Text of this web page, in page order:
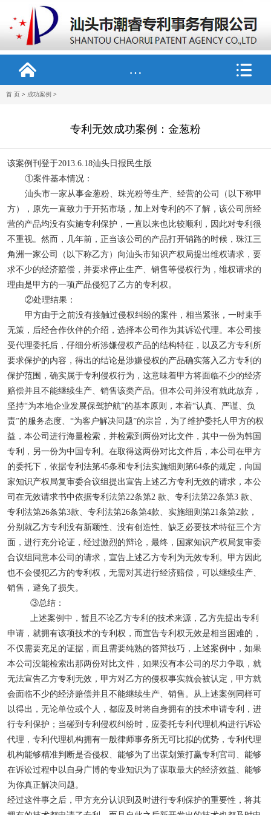
…
首 页 > 成功案例 >
专利无效成功案例：金葱粉
该案例刊登于2013.6.18汕头日报民生版
①案件基本情况：
汕头市一家从事金葱粉、珠光粉等生产、经营的公司（以下称甲
方），原先一直致力于开拓市场，加上对专利的不了解，该公司所经
营的产品均没有实施专利保护，一直以来也比较顺利，因此对专利很
不重视。然而，几年前，正当该公司的产品打开销路的时候，珠江三
角洲一家公司（以下称乙方）向汕头市知识产权局提出维权请求，要
求不少的经济赔偿，并要求停止生产、销售等侵权行为，维权请求的
理由是甲方的一项产品侵犯了乙方的专利权。
②处理结果：
甲方由于之前没有接触过侵权纠纷的案件，相当紧张，一时束手
无策，后经合作伙伴的介绍，选择本公司作为其诉讼代理。本公司接
受代理委托后，仔细分析涉嫌侵权产品的结构特征，以及乙方专利所
要求保护的内容，得出的结论是涉嫌侵权的产品确实落入乙方专利的
保护范围，确实属于专利侵权行为，这意味着甲方将面临不少的经济
赔偿并且不能继续生产、销售该类产品。但本公司并没有就此放弃，
坚持“为本地企业发展保驾护航”的基本原则，本着“认真、严谨、负
责”的服务态度、“为客户解决问题”的宗旨，为了维护委托人甲方的权
益，本公司进行海量检索，并检索到两份对比文件，其中一份为韩国
专利，另一份为中国专利。在取得这两份对比文件后，本公司在甲方
的委托下，依据专利法第45条和专利法实施细则第64条的规定，向国
家知识产权局复审委合议组提出宣告上述乙方专利无效的请求，本公
司在无效请求书中依据专利法第22条第2 款、专利法第22条第3 款、
专利法第26条第3款、专利法第26条第4款、实施细则第21 条第2款，
分别就乙方专利没有新颖性、没有创造性、缺乏必要技术特征三个方
面，进行充分论证，经过激烈的辩论，最终，国家知识产权局复审委
合议组同意本公司的请求，宣告上述乙方专利为无效专利。甲方因此
也不会侵犯乙方的专利权，无需对其进行经济赔偿，可以继续生产、
销售，避免了损失。
③总结：
上述案例中，暂且不论乙方专利的技术来源，乙方先提出专利
申请，就拥有该项技术的专利权，而宣告专利权无效是相当困难的，
不仅需要充足的证据，而且需要纯熟的答辩技巧，上述案例中，如果
本公司没能检索出那两份对比文件，如果没有本公司的尽力争取，就
无法宣告乙方专利无效，甲方对乙方的侵权事实就会被认定，甲方就
会面临不少的经济赔偿并且不能继续生产、销售。从上述案例同样可
以得出，无论单位或个人，都应及时将自身拥有的技术申请专利，进
行专利保护；当碰到专利侵权纠纷时，应委托专利代理机构进行诉讼
代理，专利代理机构拥有一般律师事务所无可比拟的优势，专利代理
机构能够精准判断是否侵权、能够为了出谋划策打赢专利官司、能够
在诉讼过程中以自身广博的专业知识为了谋取最大的经济效益、能够
为你真正解决问题。
经过这件事之后，甲方充分认识到及时进行专利保护的重要性，将其